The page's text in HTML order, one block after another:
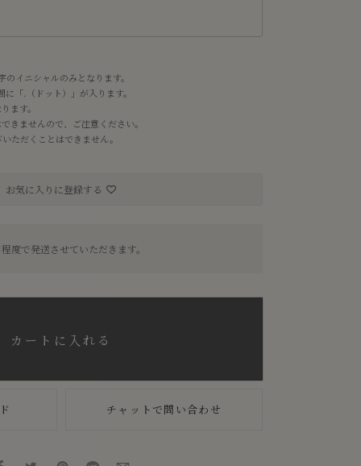
イニシャルのみとなります。
.（ドット）」が入ります。
ます。
きませんので、ご注意ください。
ただくことはできません。
度で発送させていただきます。
お気に入りに登録する
カートに入れる
チャットで問い合わせ